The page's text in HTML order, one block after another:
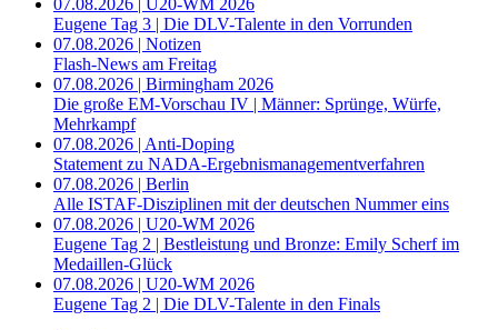
Eugene Tag 3 | Die DLV-Talente in den Vorrunden
07.08.2026 | Notizen
Flash-News am Freitag
07.08.2026 | Birmingham 2026
Die große EM-Vorschau IV | Männer: Sprünge, Würfe,
Mehrkampf
07.08.2026 | Anti-Doping
Statement zu NADA-Ergebnismanagementverfahren
07.08.2026 | Berlin
Alle ISTAF-Disziplinen mit der deutschen Nummer eins
07.08.2026 | U20-WM 2026
Eugene Tag 2 | Bestleistung und Bronze: Emily Scherf im
Medaillen-Glück
07.08.2026 | U20-WM 2026
Eugene Tag 2 | Die DLV-Talente in den Finals